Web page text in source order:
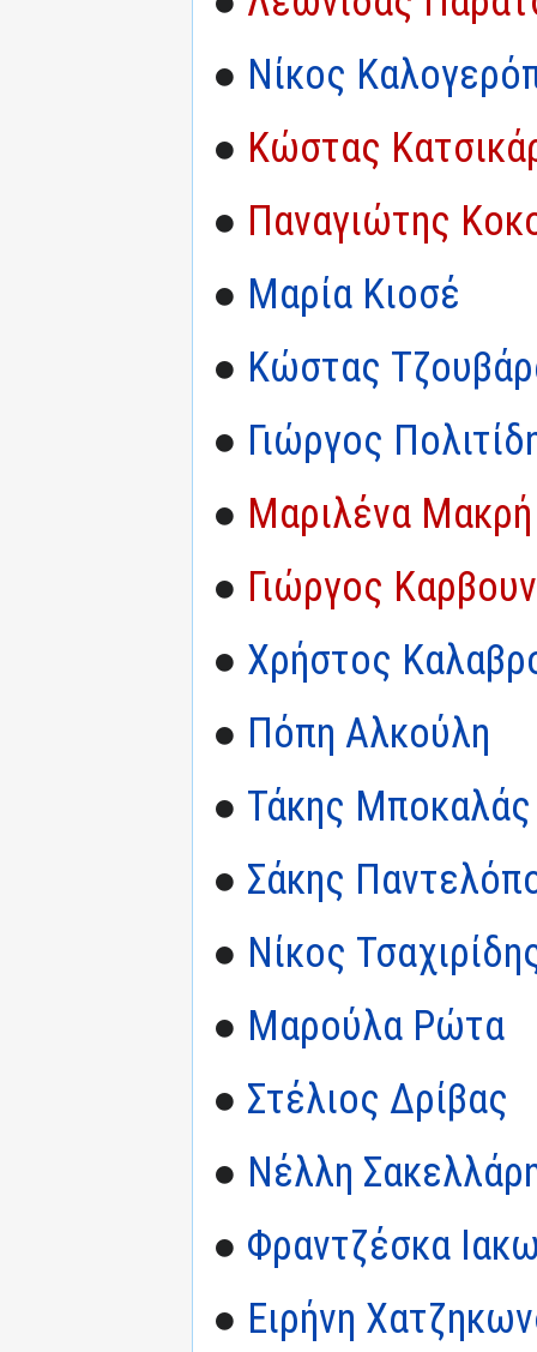
● Νίκος
● Κώστας
● Παναγιώτης
● Μαρία Κιοσέ
● Κώστας
● Γιώργος
● Μαριλένα Μακρή
● Γιώργος
● Χρήστος
● Πόπη Αλκούλη
● Τάκης Μποκαλάς
● Σάκης
● Νίκος
● Μαρούλα Ρώτα
● Στέλιος Δρίβας
● Νέλλη
● Φραντζέσκα
● Ειρήνη